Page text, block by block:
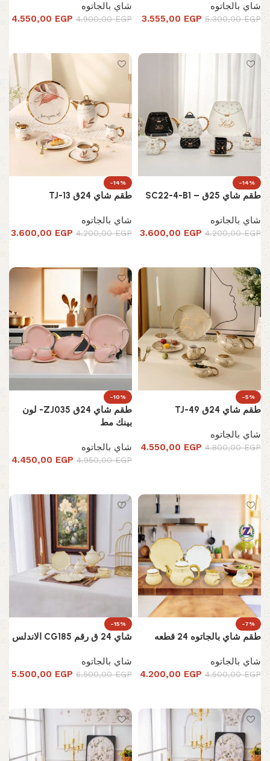
شاي بالجاتوه
5.300,00EGP
3.555,00 EGP
شاي بالجاتوه
4.900,00EGP
4.550,00 EGP
-14%
طقم شاي 25ق – SC22-4-B1
شاي بالجاتوه
4.200,00EGP
3.600,00 EGP
-14%
طقم شاي 24ق TJ-13
شاي بالجاتوه
4.200,00EGP
3.600,00 EGP
-5%
طقم شاي 24ق TJ-49
شاي بالجاتوه
4.800,00EGP
4.550,00 EGP
-10%
طقم شاي 24ق ZJ035- لون
بينك مط
شاي بالجاتوه
4.950,00EGP
4.450,00 EGP
-7%
طقم شاي بالجاتوه 24 قطعه
شاي بالجاتوه
4.500,00EGP
4.200,00 EGP
-15%
شاي 24 ق رقم CG185 الاندلس
شاي بالجاتوه
6.500,00EGP
5.500,00 EGP